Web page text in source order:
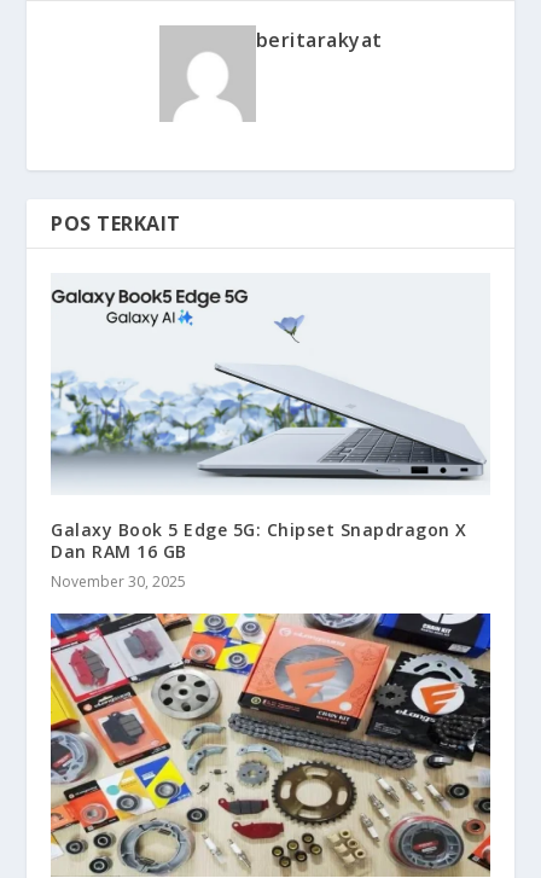
beritarakyat
POS TERKAIT
Galaxy Book 5 Edge 5G: Chipset Snapdragon X
Dan RAM 16 GB
November 30, 2025